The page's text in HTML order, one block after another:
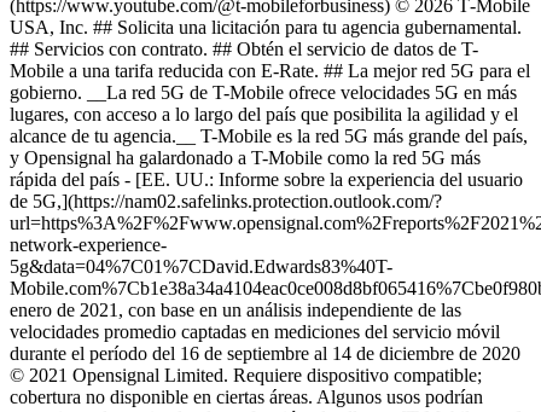
(https://www.youtube.com/@t-mobileforbusiness) © 2026 T‑Mobile
USA, Inc. ## Solicita una licitación para tu agencia gubernamental.
## Servicios con contrato. ## Obtén el servicio de datos de T-
Mobile a una tarifa reducida con E-Rate. ## La mejor red 5G para el
gobierno. __La red 5G de T-Mobile ofrece velocidades 5G en más
lugares, con acceso a lo largo del país que posibilita la agilidad y el
alcance de tu agencia.__ T-Mobile es la red 5G más grande del país,
y Opensignal ha galardonado a T-Mobile como la red 5G más
rápida del país - [EE. UU.: Informe sobre la experiencia del usuario
de 5G,](https://nam02.safelinks.protection.outlook.com/?
network-experience-
5g&data=04%7C01%7CDavid.Edwards83%40T-
enero de 2021, con base en un análisis independiente de las
velocidades promedio captadas en mediciones del servicio móvil
durante el período del 16 de septiembre al 14 de diciembre de 2020
© 2021 Opensignal Limited. Requiere dispositivo compatible;
cobertura no disponible en ciertas áreas. Algunos usos podrían